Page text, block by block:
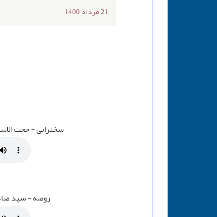
21 مرداد 1400
سخنرانی - حجت الاسلام
روضه - سید صادق